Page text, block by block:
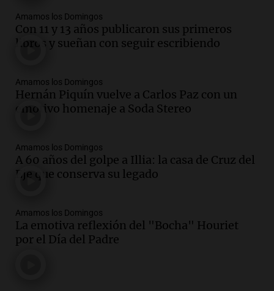
Amamos los Domingos
Con 11 y 13 años publicaron sus primeros
libros y sueñan con seguir escribiendo
Amamos los Domingos
Hernán Piquín vuelve a Carlos Paz con un
emotivo homenaje a Soda Stereo
Amamos los Domingos
A 60 años del golpe a Illia: la casa de Cruz del
Eje que conserva su legado
Amamos los Domingos
La emotiva reflexión del "Bocha" Houriet
por el Día del Padre